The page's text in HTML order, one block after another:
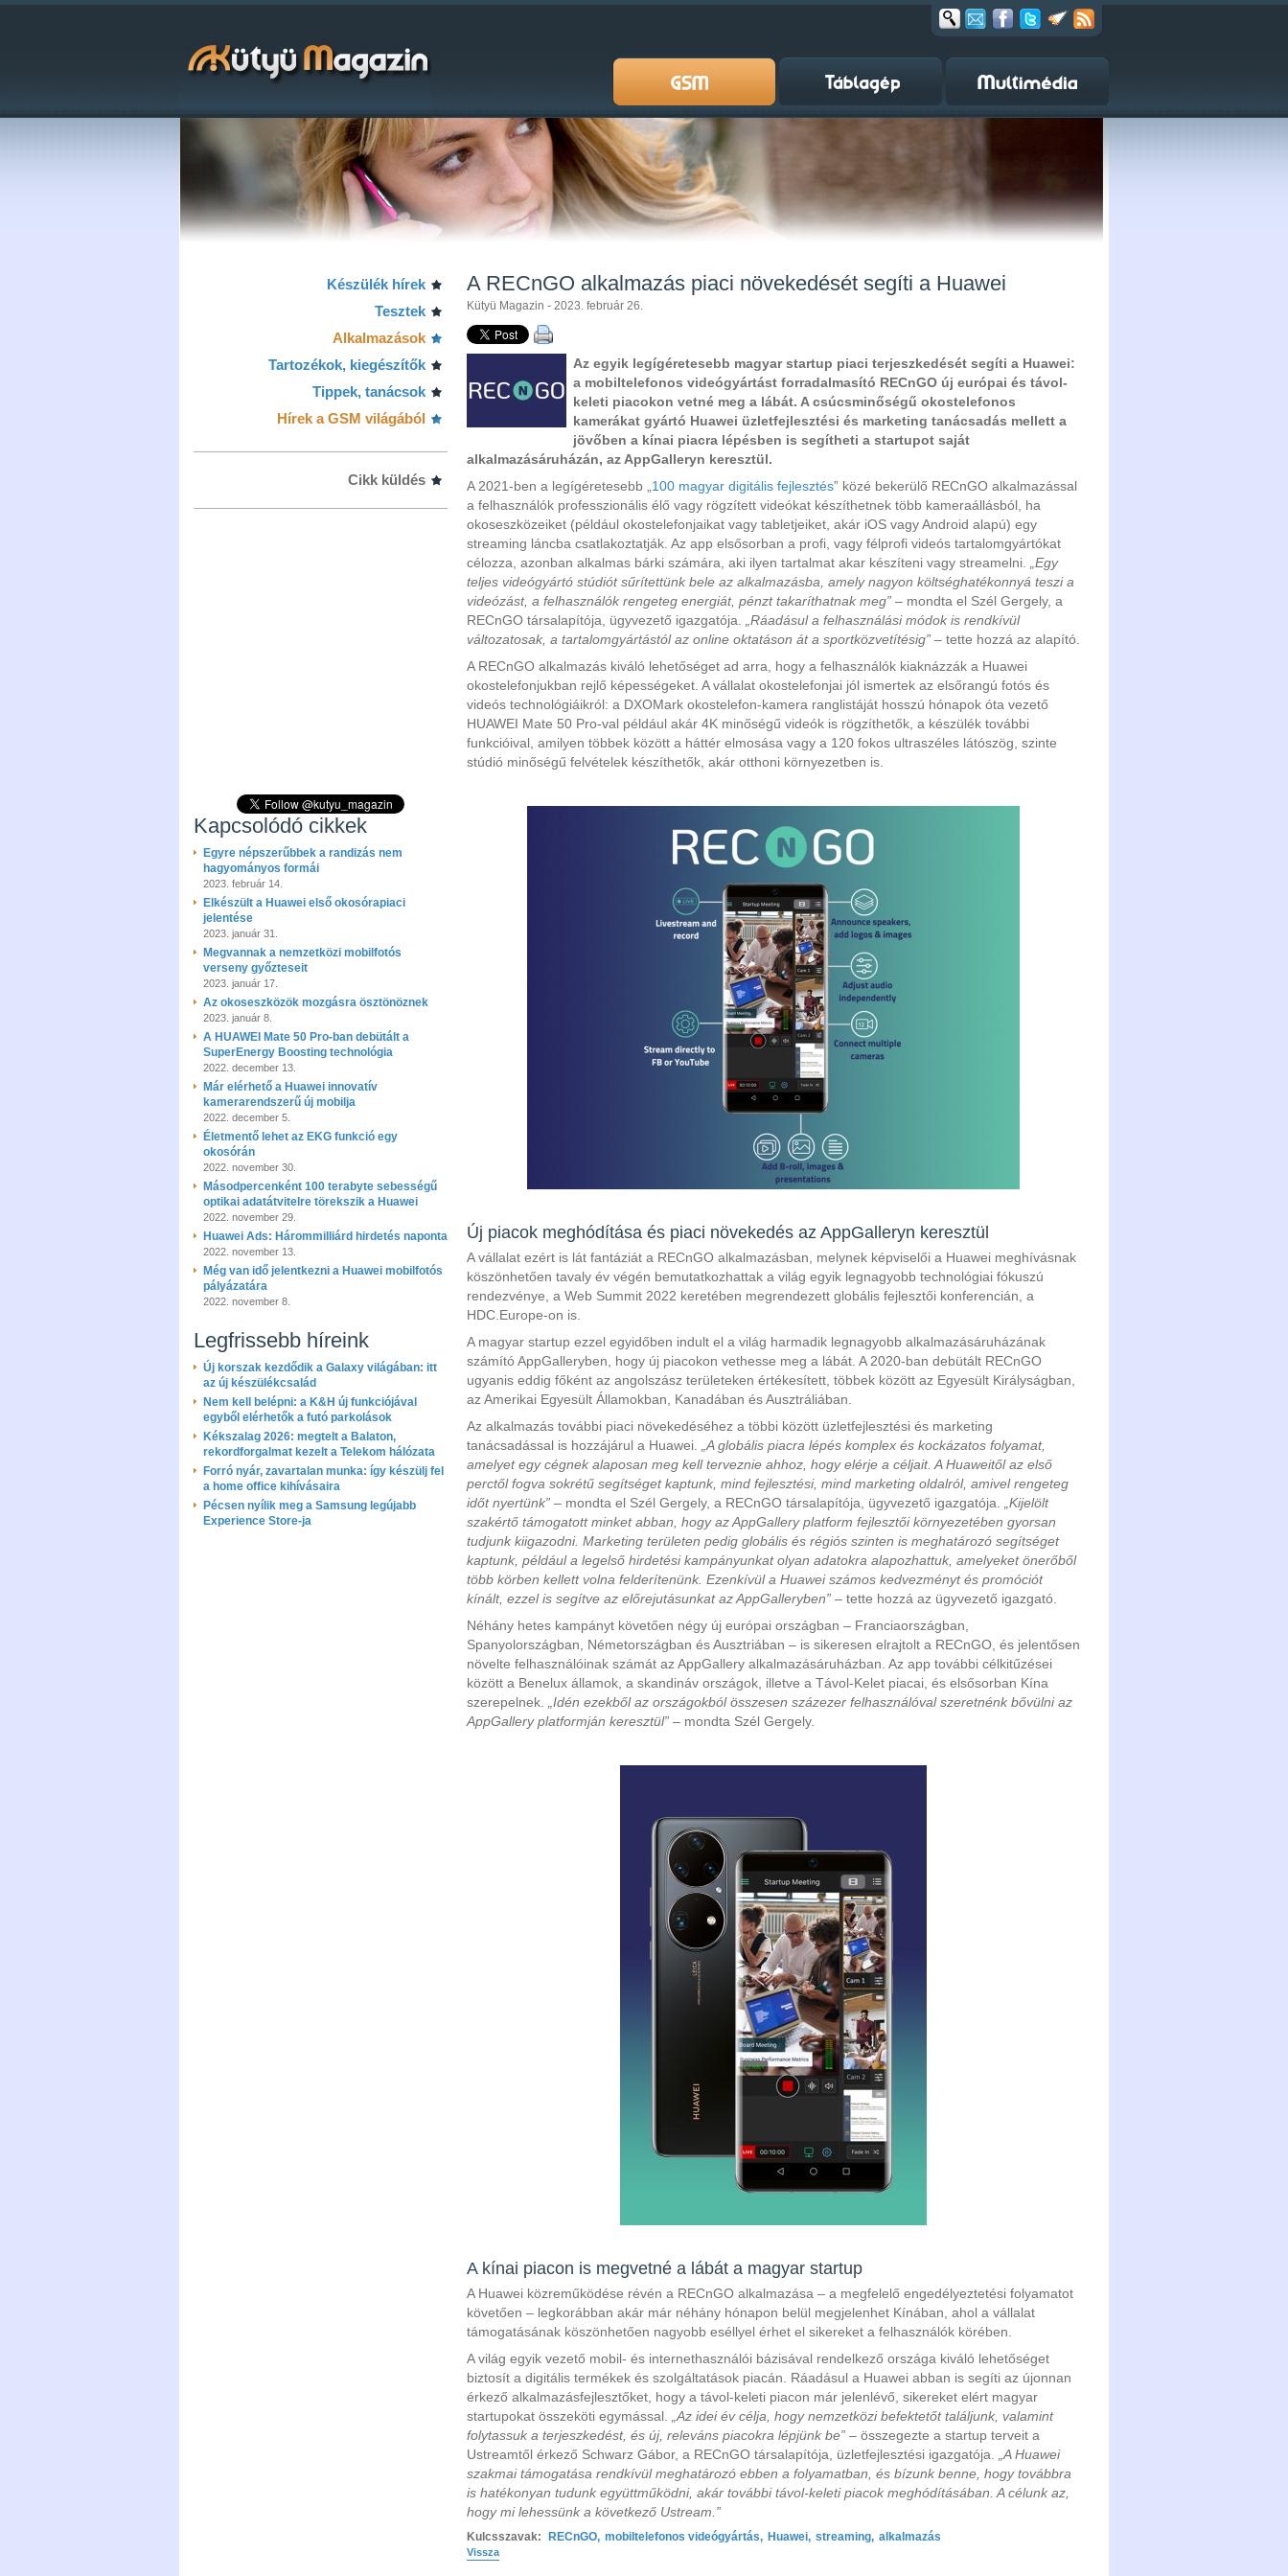
Készülék hírek
Tesztek
Alkalmazások
Tartozékok, kiegészítők
Tippek, tanácsok
Hírek a GSM világából
Cikk küldés
Kapcsolódó cikkek
Egyre népszerűbbek a randizás nem
hagyományos formái
2023. február 14.
Elkészült a Huawei első okosórapiaci
jelentése
2023. január 31.
Megvannak a nemzetközi mobilfotós
verseny győzteseit
2023. január 17.
Az okoseszközök mozgásra ösztönöznek
2023. január 8.
A HUAWEI Mate 50 Pro-ban debütált a
SuperEnergy Boosting technológia
2022. december 13.
Már elérhető a Huawei innovatív
kamerarendszerű új mobilja
2022. december 5.
Életmentő lehet az EKG funkció egy
okosórán
2022. november 30.
Másodpercenként 100 terabyte sebességű
optikai adatátvitelre törekszik a Huawei
2022. november 29.
Huawei Ads: Hárommilliárd hirdetés naponta
2022. november 13.
Még van idő jelentkezni a Huawei mobilfotós
pályázatára
2022. november 8.
Legfrissebb híreink
Új korszak kezdődik a Galaxy világában: itt
az új készülékcsalád
Nem kell belépni: a K&H új funkciójával
egyből elérhetők a futó parkolások
Kékszalag 2026: megtelt a Balaton,
rekordforgalmat kezelt a Telekom hálózata
Forró nyár, zavartalan munka: így készülj fel
a home office kihívásaira
Pécsen nyílik meg a Samsung legújabb
Experience Store-ja
A RECnGO alkalmazás piaci növekedését segíti a Huawei
Kütyü Magazin - 2023. február 26.
Az egyik legígéretesebb magyar startup piaci terjeszkedését segíti a Huawei:
a mobiltelefonos videógyártást forradalmasító RECnGO új európai és távol-
keleti piacokon vetné meg a lábát. A csúcsminőségű okostelefonos
kamerákat gyártó Huawei üzletfejlesztési és marketing tanácsadás mellett a
jövőben a kínai piacra lépésben is segítheti a startupot saját
alkalmazásáruházán, az AppGalleryn keresztül.
A 2021-ben a legígéretesebb „ 100 magyar digitális fejlesztés” közé bekerülő RECnGO alkalmazással
a felhasználók professzionális élő vagy rögzített videókat készíthetnek több kameraállásból, ha
okoseszközeiket (például okostelefonjaikat vagy tabletjeiket, akár iOS vagy Android alapú) egy
streaming láncba csatlakoztatják. Az app elsősorban a profi, vagy félprofi videós tartalomgyártókat
célozza, azonban alkalmas bárki számára, aki ilyen tartalmat akar készíteni vagy streamelni.
„Egy
teljes videógyártó stúdiót sűrítettünk bele az alkalmazásba, amely nagyon költséghatékonnyá teszi a
videózást, a felhasználók rengeteg energiát, pénzt takaríthatnak meg” – mondta el Szél Gergely, a
RECnGO társalapítója, ügyvezető igazgatója.
„Ráadásul a felhasználási módok is rendkívül
változatosak, a tartalomgyártástól az online oktatáson át a sportközvetítésig” – tette hozzá az alapító.
A RECnGO alkalmazás kiváló lehetőséget ad arra, hogy a felhasználók kiaknázzák a Huawei
okostelefonjukban rejlő képességeket. A vállalat okostelefonjai jól ismertek az elsőrangú fotós és
videós technológiáikról: a DXOMark okostelefon-kamera ranglistáját hosszú hónapok óta vezető
HUAWEI Mate 50 Pro-val például akár 4K minőségű videók is rögzíthetők, a készülék további
funkcióival, amilyen többek között a háttér elmosása vagy a 120 fokos ultraszéles látószög, szinte
stúdió minőségű felvételek készíthetők, akár otthoni környezetben is.
Új piacok meghódítása és piaci növekedés az AppGalleryn keresztül
A vállalat ezért is lát fantáziát a RECnGO alkalmazásban, melynek képviselői a Huawei meghívásnak
köszönhetően tavaly év végén bemutatkozhattak a világ egyik legnagyobb technológiai fókuszú
rendezvénye, a Web Summit 2022 keretében megrendezett globális fejlesztői konferencián, a
HDC.Europe-on is.
A magyar startup ezzel egyidőben indult el a világ harmadik legnagyobb alkalmazásáruházának
számító AppGalleryben, hogy új piacokon vethesse meg a lábát. A 2020-ban debütált RECnGO
ugyanis eddig főként az angolszász területeken értékesített, többek között az Egyesült Királyságban,
az Amerikai Egyesült Államokban, Kanadában és Ausztráliában.
Az alkalmazás további piaci növekedéséhez a többi között üzletfejlesztési és marketing
tanácsadással is hozzájárul a Huawei.
„A globális piacra lépés komplex és kockázatos folyamat,
amelyet egy cégnek alaposan meg kell terveznie ahhoz, hogy elérje a céljait. A Huaweitől az első
perctől fogva sokrétű segítséget kaptunk, mind fejlesztési, mind marketing oldalról, amivel rengeteg
időt nyertünk” – mondta el Szél Gergely, a RECnGO társalapítója, ügyvezető igazgatója.
„Kijelölt
szakértő támogatott minket abban, hogy az AppGallery platform fejlesztői környezetében gyorsan
tudjunk kiigazodni. Marketing területen pedig globális és régiós szinten is meghatározó segítséget
kaptunk, például a legelső hirdetési kampányunkat olyan adatokra alapozhattuk, amelyeket önerőből
több körben kellett volna felderítenünk. Ezenkívül a Huawei számos kedvezményt és promóciót
kínált, ezzel is segítve az előrejutásunkat az AppGalleryben” – tette hozzá az ügyvezető igazgató.
Néhány hetes kampányt követően négy új európai országban – Franciaországban,
Spanyolországban, Németországban és Ausztriában – is sikeresen elrajtolt a RECnGO, és jelentősen
növelte felhasználóinak számát az AppGallery alkalmazásáruházban. Az app további célkitűzései
között a Benelux államok, a skandináv országok, illetve a Távol-Kelet piacai, és elsősorban Kína
szerepelnek.
„Idén ezekből az országokból összesen százezer felhasználóval szeretnénk bővülni az
AppGallery platformján keresztül” – mondta Szél Gergely.
A kínai piacon is megvetné a lábát a magyar startup
A Huawei közreműködése révén a RECnGO alkalmazása – a megfelelő engedélyeztetési folyamatot
követően – legkorábban akár már néhány hónapon belül megjelenhet Kínában, ahol a vállalat
támogatásának köszönhetően nagyobb eséllyel érhet el sikereket a felhasználók körében.
A világ egyik vezető mobil- és internethasználói bázisával rendelkező országa kiváló lehetőséget
biztosít a digitális termékek és szolgáltatások piacán. Ráadásul a Huawei abban is segíti az újonnan
érkező alkalmazásfejlesztőket, hogy a távol-keleti piacon már jelenlévő, sikereket elért magyar
startupokat összeköti egymással.
„Az idei év célja, hogy nemzetközi befektetőt találjunk, valamint
folytassuk a terjeszkedést, és új, releváns piacokra lépjünk be” – összegezte a startup terveit a
Ustreamtől érkező Schwarz Gábor, a RECnGO társalapítója, üzletfejlesztési igazgatója.
„A Huawei
szakmai támogatása rendkívül meghatározó ebben a folyamatban, és bízunk benne, hogy továbbra
is hatékonyan tudunk együttműködni, akár további távol-keleti piacok meghódításában. A célunk az,
hogy mi lehessünk a következő Ustream.”
Kulcsszavak: RECnGO, mobiltelefonos videógyártás, Huawei, streaming, alkalmazás
Vissza